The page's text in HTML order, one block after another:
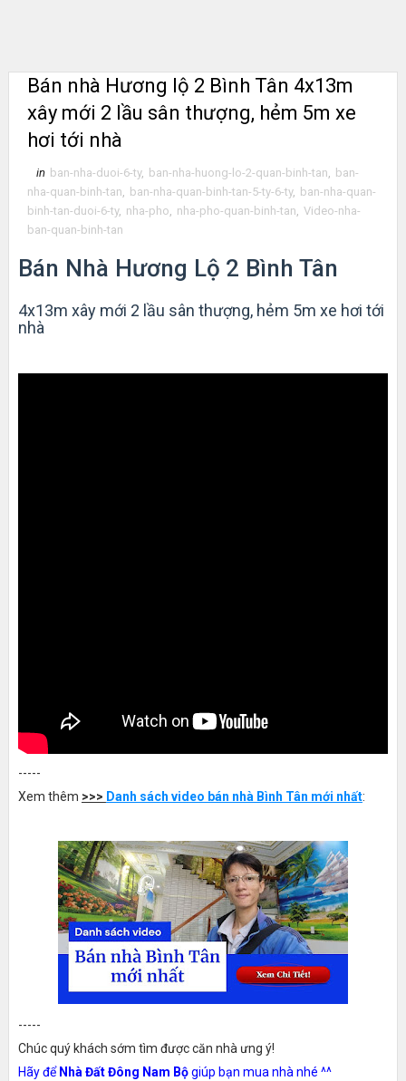
Bán nhà Hương lộ 2 Bình Tân 4x13m
xây mới 2 lầu sân thượng, hẻm 5m xe
hơi tới nhà
in ban-nha-duoi-6-ty, ban-nha-huong-lo-2-quan-binh-tan, ban-
nha-quan-binh-tan, ban-nha-quan-binh-tan-5-ty-6-ty, ban-nha-quan-
binh-tan-duoi-6-ty, nha-pho, nha-pho-quan-binh-tan, Video-nha-
ban-quan-binh-tan
Bán Nhà Hương Lộ 2 Bình Tân
4x13m xây mới 2 lầu sân thượng, hẻm 5m xe hơi tới
nhà
-----
Xem thêm >>> Danh sách video bán nhà Bình Tân mới nhất:
-----
Chúc quý khách sớm tìm được căn nhà ưng ý!
Hãy để Nhà Đất Đông Nam Bộgiúp bạn mua nhà nhé ^^